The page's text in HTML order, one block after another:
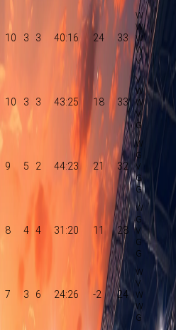
10 3 3 40:16 24 33
10 3 3 43:25 18 33
9 5 2 44:23 21 32
8 4 4 31:20 11 28
7 3 6 24:26 -2 24